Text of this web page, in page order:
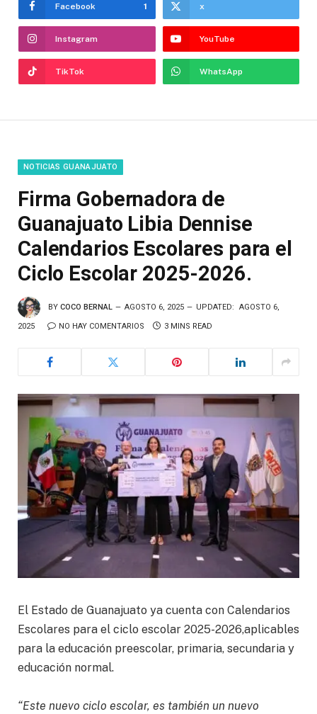
Facebook 1 x
Instagram YouTube
TikTok WhatsApp
NOTICIAS GUANAJUATO
Firma Gobernadora de
Guanajuato Libia Dennise
Calendarios Escolares para el
Ciclo Escolar 2025-2026.
BY COCO BERNAL AGOSTO 6, 2025 UPDATED: AGOSTO 6,
2025 NO HAY COMENTARIOS 3 MINS READ
El Estado de Guanajuato ya cuenta con Calendarios
Escolares para el ciclo escolar 2025-2026,aplicables
para la educación preescolar, primaria, secundaria y
educación normal.
“Este nuevo ciclo escolar, es también un nuevo